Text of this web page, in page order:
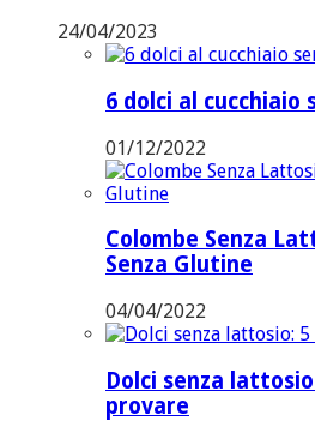
24/04/2023
6 dolci al cucchiaio
01/12/2022
Colombe Senza
Senza Glutine
04/04/2022
Dolci senza
provare